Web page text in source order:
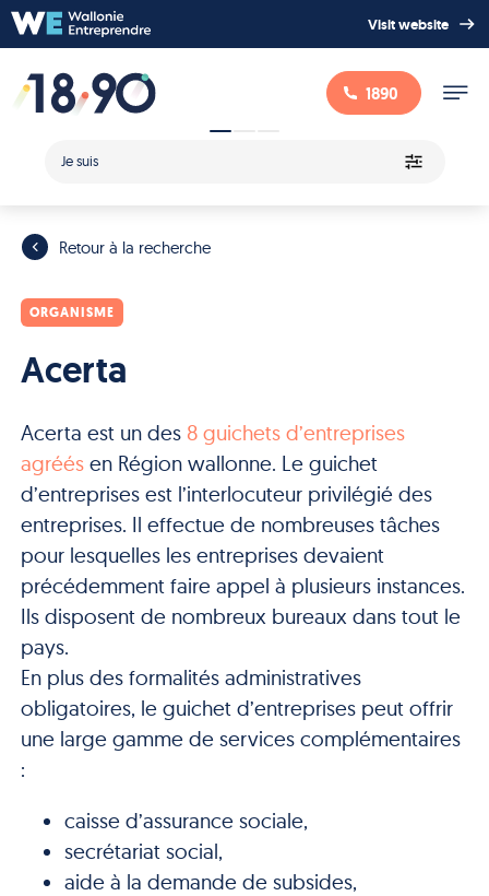
Visit website
1890
Je suis
Retour à la recherche
ORGANISME
Acerta
Acerta est un des 8 guichets d’entreprises
agréésen Région wallonne. Le guichet
d’entreprises est l’interlocuteur privilégié des
entreprises. Il effectue de nombreuses tâches
pour lesquelles les entreprises devaient
précédemment faire appel à plusieurs instances.
Ils disposent de nombreux bureaux dans tout le
pays.
En plus des formalités administratives
obligatoires, le guichet d’entreprises peut offrir
une large gamme de services complémentaires
:
caisse d’assurance sociale,
secrétariat social,
aide à la demande de subsides,